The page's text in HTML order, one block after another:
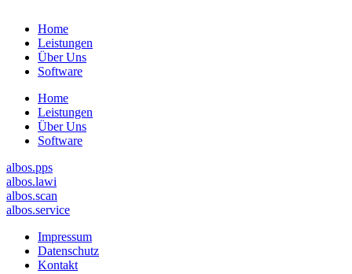
Home
Leistungen
Über Uns
Software
Home
Leistungen
Über Uns
Software
albos.pps
albos.lawi
albos.scan
albos.service
Impressum
Datenschutz
Kontakt